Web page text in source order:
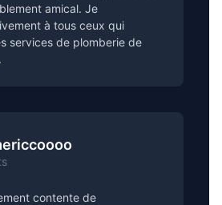
amical. Je
à tous ceux qui
services de plomberie de
contente de